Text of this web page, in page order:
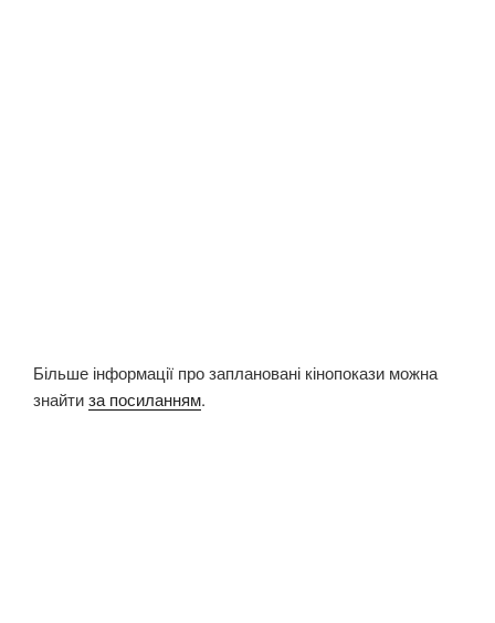
Більше інформації про заплановані кінопокази можна
знайтиза посиланням.